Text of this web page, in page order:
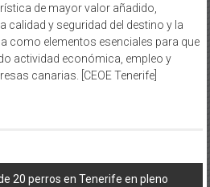
de mayor valor añadido,
calidad y seguridad del destino y la
como elementos esenciales para que
actividad económica, empleo y
canarias. [CEOE Tenerife]
20 perros en Tenerife en pleno